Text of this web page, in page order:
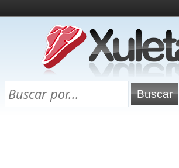
¿Qué es esto?
Directorio
Chuletas para exámenes